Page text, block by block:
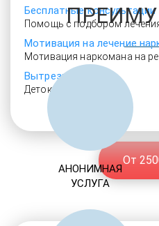
Бесплатные консультации
Помощь с подбором
Мотивация на лечение
Мотивация наркомана на
Вытрезвитель
Детокс в стационаре
От
АНОНИМНАЯ
УСЛУГА